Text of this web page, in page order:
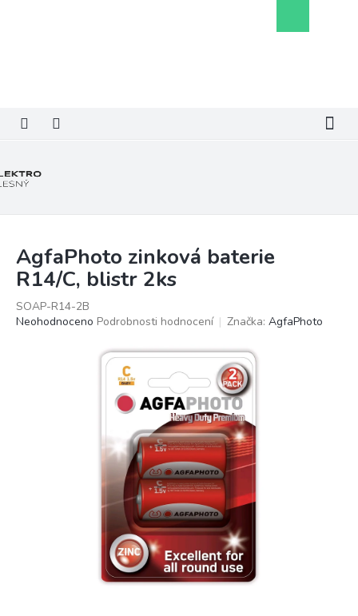
košík
AgfaPhoto zinková baterie
R14/C, blistr 2ks
SOAP-R14-2B
Průměrné
Neohodnoceno Podrobnosti hodnocení Značka: AgfaPhoto